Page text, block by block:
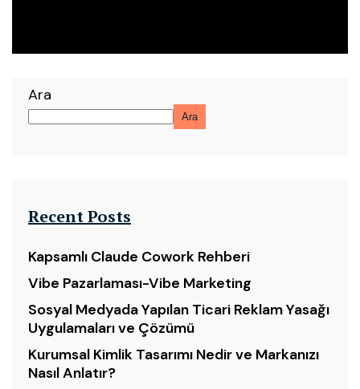
Ara
Ara
Recent Posts
Kapsamlı Claude Cowork Rehberi
Vibe Pazarlaması-Vibe Marketing
Sosyal Medyada Yapılan Ticari Reklam Yasağı
Uygulamaları ve Çözümü
Kurumsal Kimlik Tasarımı Nedir ve Markanızı
Nasıl Anlatır?